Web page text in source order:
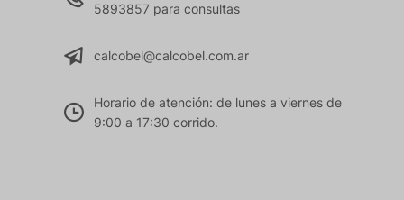
5893857 para consultas
calcobel@calcobel.com.ar
Horario de atención: de lunes a viernes de
9:00 a 17:30 corrido.